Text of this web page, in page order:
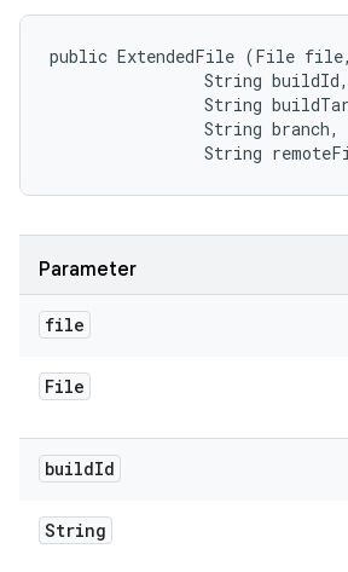
public ExtendedFile (File
                String buildId,
String
                String branch,
String
Parameter
file
File
buildId
String